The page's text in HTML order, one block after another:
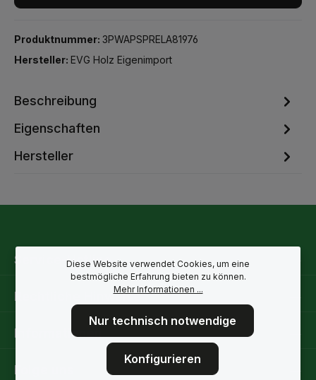
Produktnummer: 3PWAPSPRELA81976
Hersteller: EVG Holz Eigenimport
Beschreibung
Eigenschaften
Hersteller
Service-Hotline
Rechtliche Hinweise
Informationen
Folge uns
Diese Website verwendet Cookies, um eine
bestmögliche Erfahrung bieten zu können.
Mehr Informationen ...
Nur technisch notwendige
Konfigurieren